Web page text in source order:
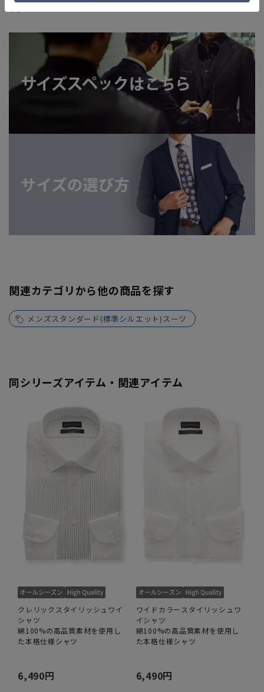
関連カテゴリから他の商品を探す
メンズスタンダード(標準シルエット)スーツ
同シリーズアイテム・関連アイテム
クレリックスタイリッシュワイ
シャツ
綿100%の高品質素材を使用し
た本格仕様シャツ
6,490円
ワイドカラースタイリッシュワ
イシャツ
綿100%の高品質素材を使用し
た本格仕様シャツ
6,490円